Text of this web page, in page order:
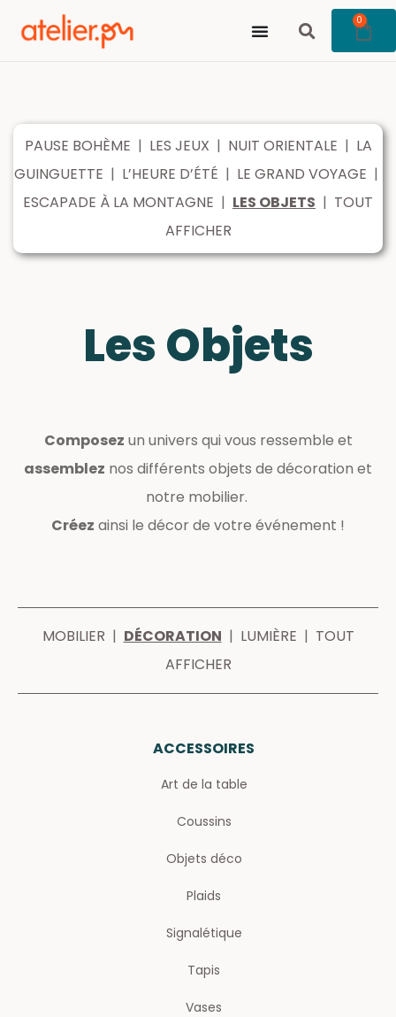
0
PAUSE BOHÈME | LES JEUX | NUIT ORIENTALE | LA
GUINGUETTE | L’HEURE D’ÉTÉ | LE GRAND VOYAGE |
ESCAPADE À LA MONTAGNE | LES OBJETS | TOUT
AFFICHER
Les Objets
Composez un univers qui vous ressemble et
assemblez nos différents objets de décoration et
notre mobilier.
Créez ainsi le décor de votre événement !
MOBILIER | DÉCORATION | LUMIÈRE | TOUT
AFFICHER
ACCESSOIRES
Art de la table
Coussins
Objets déco
Plaids
Signalétique
Tapis
Vases